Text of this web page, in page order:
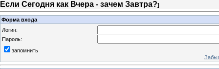
Если Сегодня как Вчера - зачем Завтра?]
Форма входа
Логин:
Пароль:
запомнить